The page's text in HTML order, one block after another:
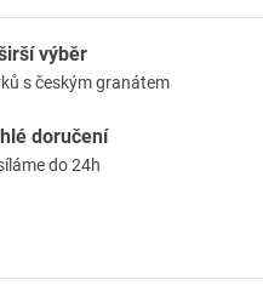
výběr
s českým granátem
doručení
do 24h